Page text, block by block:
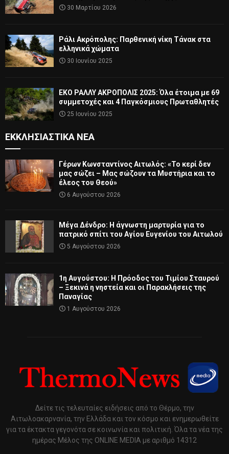
30 Μαρτίου 2026
Ράλι Ακρόπολης: Παρθενική νίκη Τάνακ στα
ελληνικά χώματα
30 Ιουνίου 2025
ΕΚΟ ΡΑΛΛΥ ΑΚΡΟΠΟΛΙΣ 2025: Όλα έτοιμα με 69
συμμετοχές και 4 Παγκόσμιους Πρωταθλητές
25 Ιουνίου 2025
ΕΚΚΛΗΣΙΑΣΤΙΚΆ ΝΈΑ
Γέρων Κωνσταντίνος Αιτωλός: «Το κερί δεν
μας σώζει – Μας σώζουν τα Μυστήρια και το
έλεος του Θεού»
6 Αυγούστου 2026
Μέγα Δένδρο: Η άγνωστη μαρτυρία για το
πατρικό σπίτι του Αγίου Ευγενίου του Αιτωλού
5 Αυγούστου 2026
1η Αυγούστου: Η Πρόοδος του Τιμίου Σταυρού
– Ξεκινά η νηστεία και οι Παρακλήσεις της
Παναγίας
1 Αυγούστου 2026
Δείτε τις τελευταίες ειδήσεις από το Θέρμο, την
Αιτωλοακαρνανία, την Ελλάδα και τον κόσμο και ενημερωθείτε
για τα έκτακτα γεγονότα σε κοινωνία και πολιτική. Όλα τα νέα της
ημέρας Μέλος της ONLINE MEDIA με αριθμό 14312